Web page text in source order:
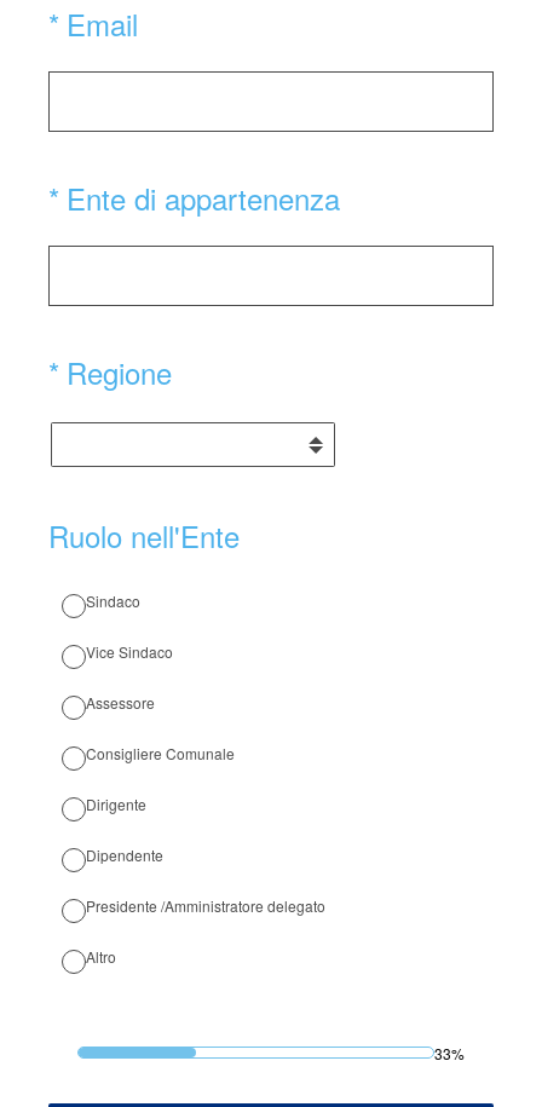
* Email
(Obbligatorio)
* Ente di appartenenza
(Obbligatorio)
* Regione
(Obbligatorio)
Ruolo nell'Ente
Sindaco
Vice Sindaco
Assessore
Consigliere Comunale
Dirigente
Dipendente
Presidente /Amministratore delegato
Altro
33%